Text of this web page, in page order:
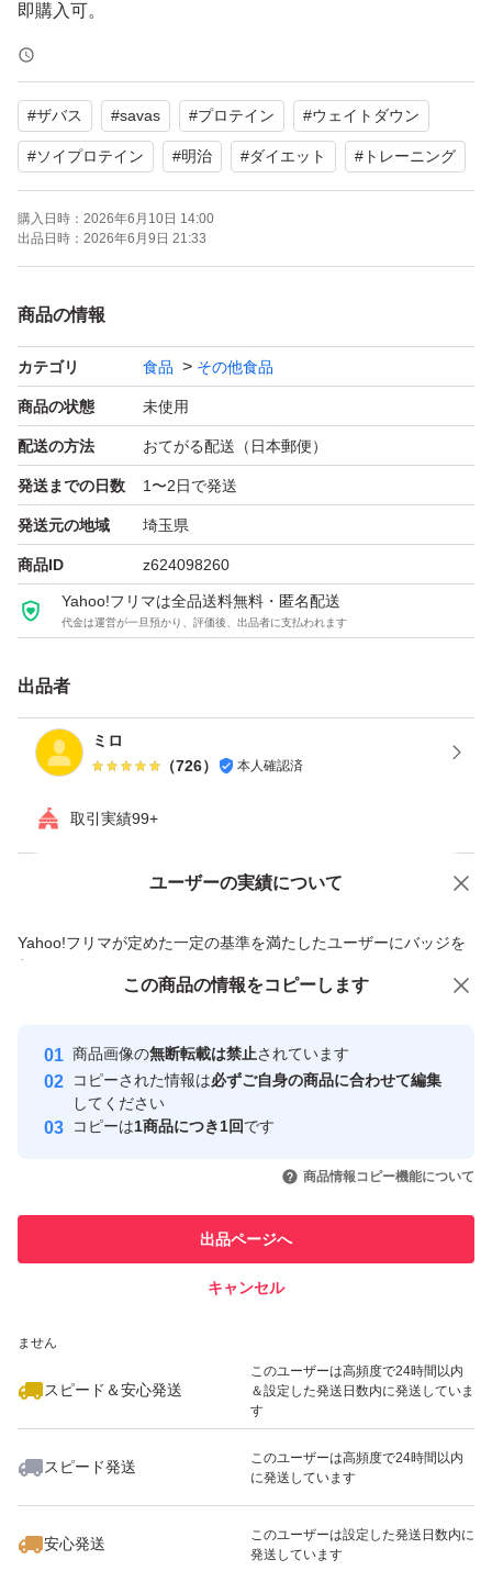
即購入可。
#ザバス #savas #プロテイン #ウェイトダウン
#ソイプロテイン #明治 #ダイエット # トレーニング
購入日時： 2026年6月10日 14:00
出品日時： 2026年6月9日 21:33
商品の情報
カテゴリ 食品 その他食品
商品の状態 未使用
配送の方法 おてがる配送（日本郵便）
発送までの日数 1〜2日で発送
発送元の地域 埼玉県
商品ID z624098260
Yahoo!フリマは全品送料無料・匿名配送
代金は運営が一旦預かり、評価後、出品者に支払われます
出品者
ミロ
（726） 本人確認済
取引実績99+
ユーザーの実績について
Yahoo!フリマが定めた一定の基準を満たしたユーザーにバッジを
付与しています
安心取引出品者
心・安全なユーザーです
取引実績
引を完了させた実績があります
での取引実績があります
ません
スピード＆安心発送
このユーザーは高頻度で24時間以内
＆設定した発送日数内に発送していま
す
スピード発送
このユーザーは高頻度で24時間以内
に発送しています
安心発送
このユーザーは設定した発送日数内に
発送しています
価格の相談 商品への質問
この商品の情報をコピーします
商品画像の無断転載は禁止されています
コピーされた情報は必ずご自身の商品に合わせて編集
してください
コピーは1商品につき1回です
商品情報コピー機能について
出品ページへ
キャンセル
この商品をみている人にオススメ
いいね！
3,399